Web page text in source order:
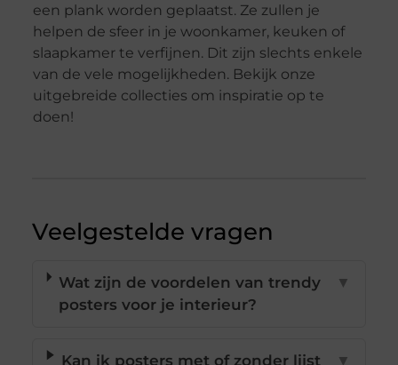
een plank worden geplaatst. Ze zullen je
helpen de sfeer in je woonkamer, keuken of
slaapkamer te verfijnen. Dit zijn slechts enkele
van de vele mogelijkheden. Bekijk onze
uitgebreide collecties om inspiratie op te
doen!
Veelgestelde vragen
Wat zijn de voordelen van trendy
posters voor je interieur?
▼
Kan ik posters met of zonder lijst
▼